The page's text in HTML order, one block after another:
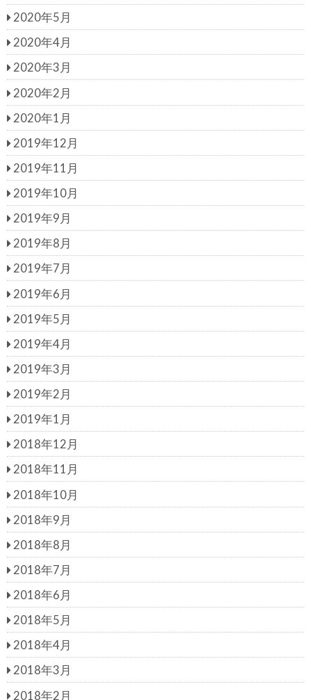
2020年5月
2020年4月
2020年3月
2020年2月
2020年1月
2019年12月
2019年11月
2019年10月
2019年9月
2019年8月
2019年7月
2019年6月
2019年5月
2019年4月
2019年3月
2019年2月
2019年1月
2018年12月
2018年11月
2018年10月
2018年9月
2018年8月
2018年7月
2018年6月
2018年5月
2018年4月
2018年3月
2018年2月